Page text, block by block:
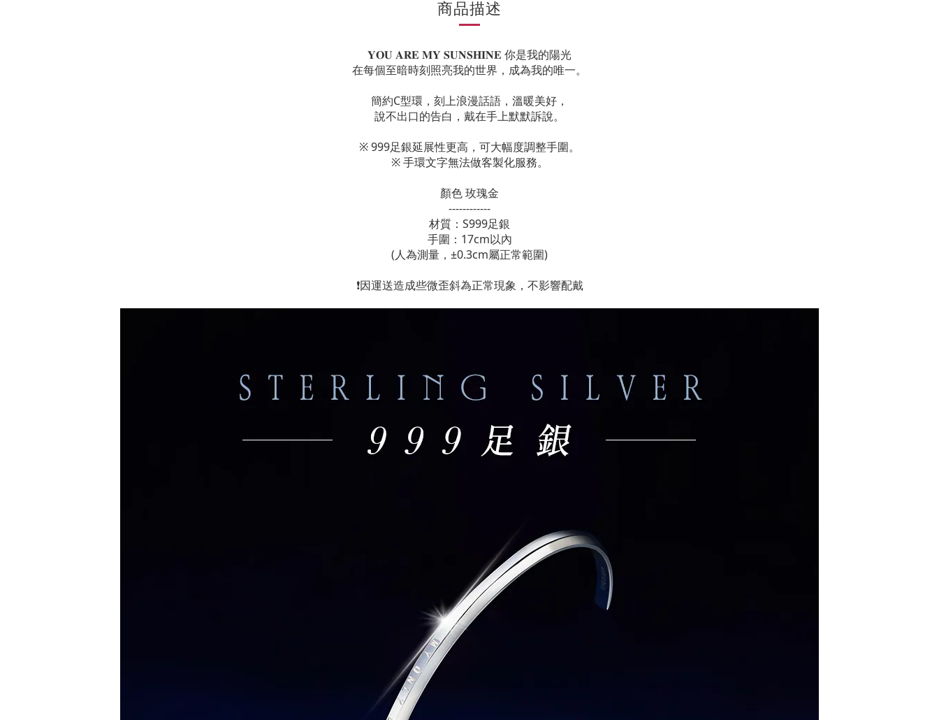
商品描述
𝐘𝐎𝐔 𝐀𝐑𝐄 𝐌𝐘 𝐒𝐔𝐍𝐒𝐇𝐈𝐍𝐄 你是我的陽光
在每個至暗時刻照亮我的世界，成為我的唯一。
簡約C型環，刻上浪漫話語，溫暖美好，
說不出口的告白，戴在手上默默訴說。
※ 999足銀延展性更高，可大幅度調整手圍。
※ 手環文字無法做客製化服務。
顏色 玫瑰金
------------
材質：S999足銀
手圍：17cm以內
(人為測量，±0.3cm屬正常範圍)
❗因運送造成些微歪斜為正常現象，不影響配戴